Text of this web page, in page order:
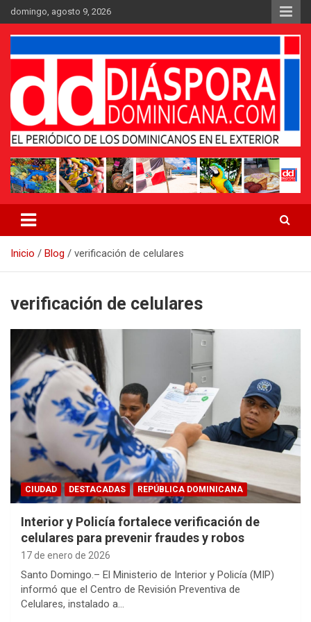
Saltar
al
contenido
domingo, agosto 9, 2026
Periódico Diáspora Dominicana
Inicio Blog verificación de celulares
verificación de celulares
CIUDAD DESTACADAS REPÚBLICA DOMINICANA
Interior y Policía fortalece verificación de
celulares para prevenir fraudes y robos
17 de enero de 2026
Santo Domingo.– El Ministerio de Interior y Policía (MIP)
informó que el Centro de Revisión Preventiva de
Celulares, instalado a…